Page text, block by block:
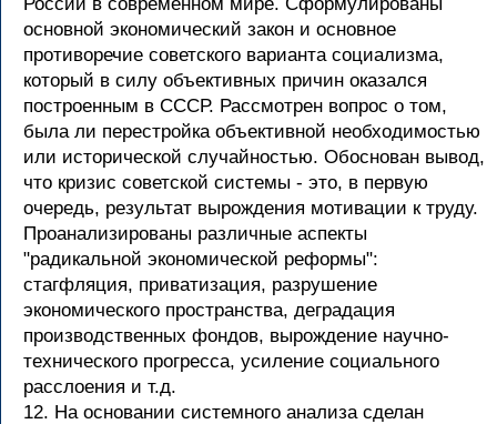
основной экономический закон и основное
противоречие советского варианта социализма,
который в силу объективных причин оказался
построенным в СССР. Рассмотрен вопрос о том,
была ли перестройка объективной необходимостью
или исторической случайностью. Обоснован вывод,
что кризис советской системы - это, в первую
очередь, результат вырождения мотивации к труду.
Проанализированы различные аспекты
"радикальной экономической реформы":
стагфляция, приватизация, разрушение
экономического пространства, деградация
производственных фондов, вырождение научно-
технического прогресса, усиление социального
расслоения и т.д.
12. На основании системного анализа сделан